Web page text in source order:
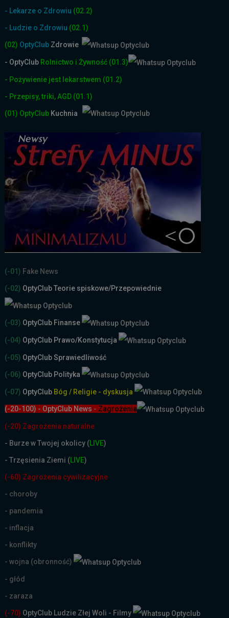
- Lekarze o Zdrowiu (02.2)
- Ludzie o Zdrowiu (02.1)
(02) OptyClub Zdrowie
- OptyClub Rolnictwo i Żywność (01.3)
- Pożywienie jest lekarstwem (01.2)
- Przepisy, triki, AGD (01.1)
(01) OptyClub Kuchnia
(-01) Fake News
(-02) OptyClub Teorie spiskowe/Przepowiednie
(-03) OptyClub Finanse
(-04) OptyClub Prawo/Konstytucja
(-05) OptyClub Sprawiedliwość
(-06) OptyClub Polityka
(-07) OptyClub Bóg / Religie - dyskusja
(-20-100) - OptyClub News - Zagrożenia
(-20) Zagrożenia naturalne
- Burze w Twojej okolicy (LIVE)
- Trzęsienia Ziemi (LIVE)
(-60) Zagrożenia cywilizacyjne
- choroby
- pandemia
- inflacja
- konflikty
- wojna (obronność)
- głód
- zaraza
(-70) OptyClub Ludzie Złej Woli - Filmy